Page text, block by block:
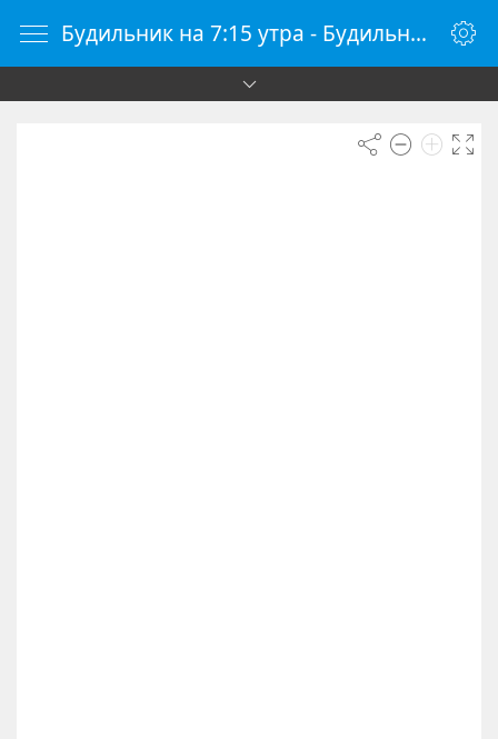
Будильник на 7:15 утра - Будильник онлайн - Будилки.ру